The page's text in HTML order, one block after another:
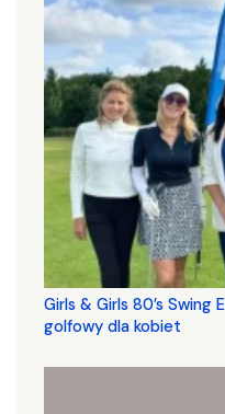
Girls & Girls 80’s
golfowy dla kobiet